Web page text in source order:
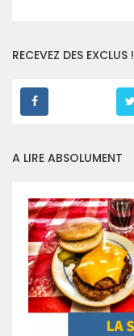
RECEVEZ DES EXCLUS !
A LIRE ABSOLUMENT